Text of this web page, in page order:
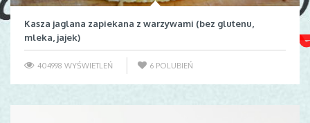
Kasza jaglana zapiekana z warzywami (bez glutenu,
mleka, jajek)
404998 WYŚWIETLEŃ 6 POLUBIEŃ